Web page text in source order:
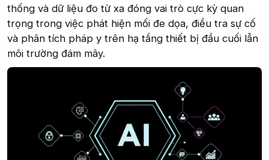
thống và dữ liệu đo từ xa đóng vai trò cực kỳ quan
trọng trong việc phát hiện mối đe dọa, điều tra sự cố
và phân tích pháp y trên hạ tầng thiết bị đầu cuối lẫn
môi trường đám mây.